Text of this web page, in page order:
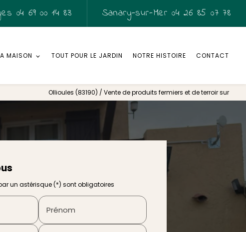
04 69 00 14 83 Sanary-sur-Mer 04 26 85 07 78
MAISON TOUT POUR LE JARDIN NOTRE HISTOIRE CONTACT
Ollioules (83190) / Vente de produits fermiers et de terroir sur
un astérisque (*) sont obligatoires
Prénom